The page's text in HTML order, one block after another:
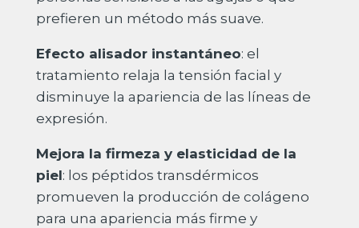
prefieren un método más suave.
Efecto alisador instantáneo: el
tratamiento relaja la tensión facial y
disminuye la apariencia de las líneas de
expresión.
Mejora la firmeza y elasticidad de la
piel: los péptidos transdérmicos
promueven la producción de colágeno
para una apariencia más firme y